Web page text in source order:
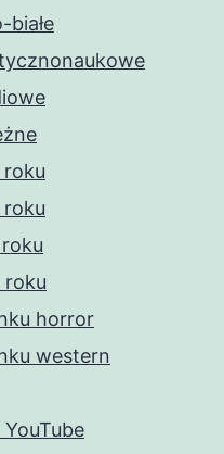
roku
roku
roku
horror
western